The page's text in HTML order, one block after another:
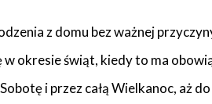
z domu bez ważnej
okresie świąt, kiedy to ma
i przez całą Wielkanoc, aż